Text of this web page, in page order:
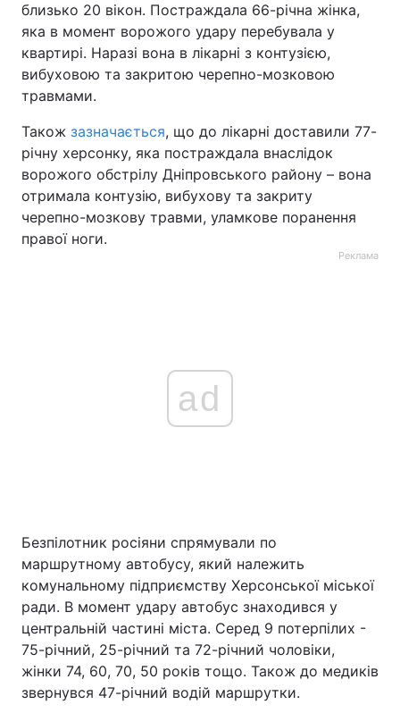
близько 20 вікон. Постраждала 66-річна жінка,
яка в момент ворожого удару перебувала у
квартирі. Наразі вона в лікарні з контузією,
вибуховою та закритою черепно-мозковою
травмами.
Також зазначається, що до лікарні доставили 77-
річну херсонку, яка постраждала внаслідок
ворожого обстрілу Дніпровського району – вона
отримала контузію, вибухову та закриту
черепно-мозкову травми, уламкове поранення
правої ноги.
Реклама
ad
Безпілотник росіяни спрямували по
маршрутному автобусу, який належить
комунальному підприємству Херсонської міської
ради. В момент удару автобус знаходився у
центральній частині міста. Серед 9 потерпілих -
75-річний, 25-річний та 72-річний чоловіки,
жінки 74, 60, 70, 50 років тощо. Також до медиків
звернувся 47-річний водій маршрутки.